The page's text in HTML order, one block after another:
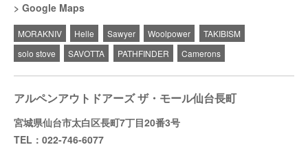
Google Maps
MORAKNIV Helle Sawyer Woolpower
TAKIBISM
solo stove
SAVOTTA PATHFINDER Camerons
アルペンアウトドアーズ ザ・モール仙台長町
宮城県仙台市太白区長町7丁目20番3号
TEL：022-746-6077